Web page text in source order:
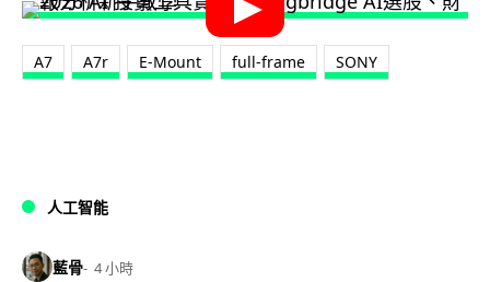
A7 A7r E-Mount full-frame SONY
人工智能
藍骨 4 小時